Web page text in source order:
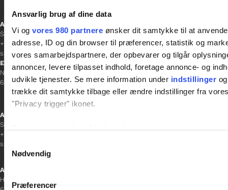
Ansvarlig brug af dine data
Vi og vores 980 partnere ønsker dit samtykke til at
adresse, ID og din browser til præferencer, statistik og
vores samarbejdspartnere, der opbevarer og tilgår
annoncer, levere tilpasset indhold, foretage annonce- og
udvikle tjenester. Se mere information under indstillinger
trække dit samtykke tilbage eller ændre indstillinger fra
"Privacy trigger" ikonet.
Vi bruger cookies til at tilpasse vores indhold og annoncer,
Samtykkevalg
Nødvendig
Præferencer
Afdelingschef
Sacha Lohmann Weiss
+45 40 27 91 11
sacha.lw@gladfonden.dk
Esbjerg
Norgesgade 1, 2. sal
6700 Esbjerg
Afdelingschef
Sanne Hansen
+45 23 69 19 35
sanne.h@gladfonden.dk
Aabenraa
H P Hanssens Gade 23, 2.